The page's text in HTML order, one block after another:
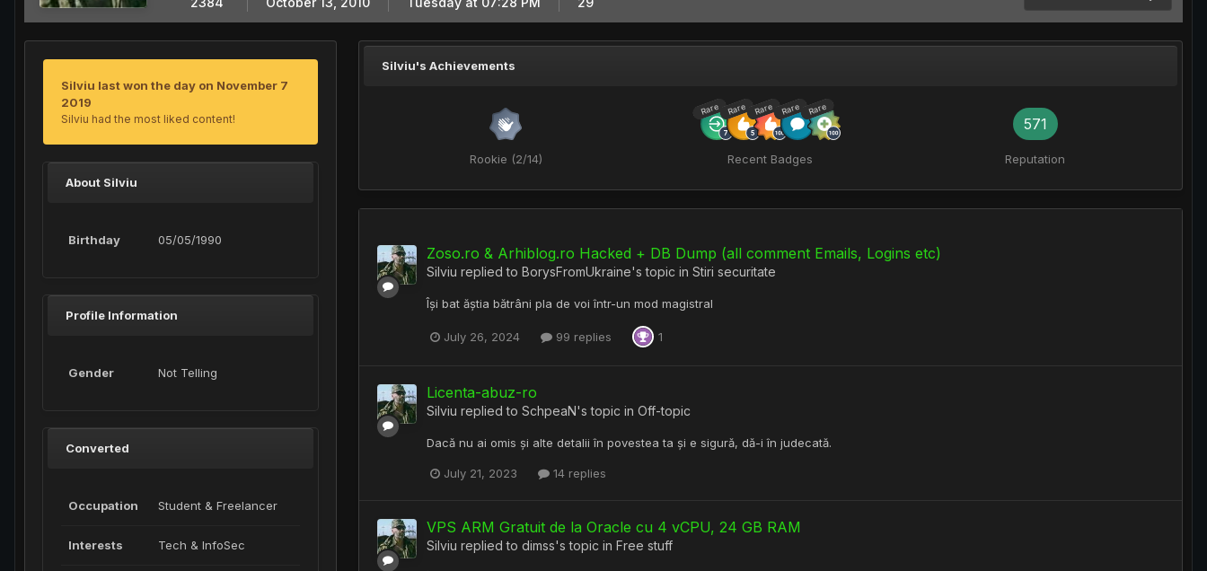
Silviu last won the day on November 7
2019
Silviu had the most liked content!
About Silviu
Birthday 05/05/1990
Profile Information
Gender Not Telling
Converted
Occupation Student & Freelancer
Interests Tech & InfoSec
Silviu's Achievements
Rookie (2/14)
Rare Rare Rare Rare Rare
Recent Badges
571
Reputation
Zoso.ro & Arhiblog.ro Hacked + DB Dump (all comment Emails, Logins etc)
Silviu replied to BorysFromUkraine's topic in Stiri securitate
Își bat ăștia bătrâni pla de voi într-un mod magistral
July 26, 2024 99 replies 1
Licenta-abuz-ro
Silviu replied to SchpeaN's topic in Off-topic
Dacă nu ai omis și alte detalii în povestea ta și e sigură, dă-i în judecată.
July 21, 2023 14 replies
VPS ARM Gratuit de la Oracle cu 4 vCPU, 24 GB RAM
Silviu replied to dimss's topic in Free stuff